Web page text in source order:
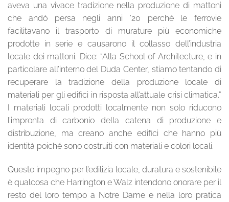
aveva una vivace tradizione nella produzione di mattoni
che andò persa negli anni ’20 perché le ferrovie
facilitavano il trasporto di murature più economiche
prodotte in serie e causarono il collasso dell’industria
locale dei mattoni. Dice: “Alla School of Architecture, e in
particolare all’interno del Duda Center, stiamo tentando di
recuperare la tradizione della produzione locale di
materiali per gli edifici in risposta all’attuale crisi climatica.”
I materiali locali prodotti localmente non solo riducono
l’impronta di carbonio della catena di produzione e
distribuzione, ma creano anche edifici che hanno più
identità poiché sono costruiti con materiali e colori locali.
Questo impegno per l’edilizia locale, duratura e sostenibile
è qualcosa che Harrington e Walz intendono onorare per il
resto del loro tempo a Notre Dame e nella loro pratica